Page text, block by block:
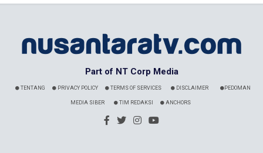
Part of NT Corp Media
TENTANG PRIVACY POLICY TERMS OF SERVICES DISCLAIMER PEDOMAN
MEDIA SIBER TIM REDAKSI ANCHORS